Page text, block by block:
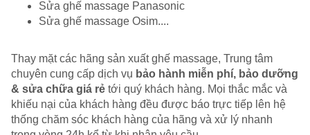
Sửa ghế massage Panasonic
Sửa ghế massage Osim....
Thay mặt các hãng sản xuất ghế massage, Trung tâm
chuyên cung cấp dịch vụ bảo hành miễn phí, bảo dưỡng
& sửa chữa giá rẻ tới quý khách hàng. Mọi thắc mắc và
khiếu nại của khách hàng đều được báo trực tiếp lên hệ
thống chăm sóc khách hàng của hãng và xử lý nhanh